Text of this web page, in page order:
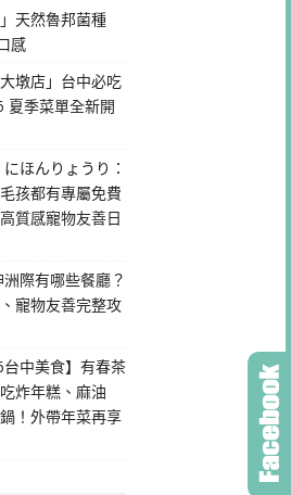
天然魯邦菌種
感
墩店」台中必吃
夏季菜單全新開
ほんりょうり：
孩都有專屬免費
質感寵物友善日
洲際有哪些餐廳？
寵物友善完整攻
中美食】有春茶
炸年糕、麻油
！外帶年菜再享